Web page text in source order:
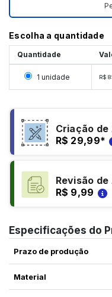
Escolha a quantidade
Quantidade
Selecionar 1
1 unidade R$
Criação
R$ 29,99*
Revisão
R$ 9,99
Especificações do
Prazo de produção
Material